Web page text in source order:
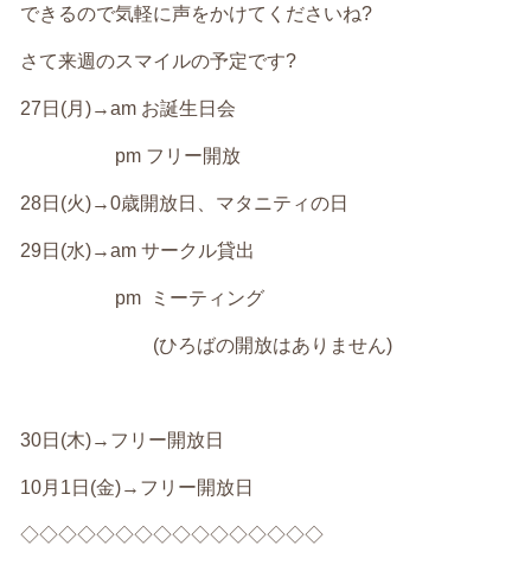
できるので気軽に声をかけてくださいね?
さて来週のスマイルの予定です?
27 日 (月 )→am お誕生日会
pm フリー開放
28日 (火)→0歳開放日、マタニティの日
29日 (水)→am サークル貸出
pm ミーティング
(ひろばの開放はありません)
30日 (木)→ フリー開放日
10月 1 日 (金)→ フリー開放日
◇◇◇◇◇◇◇◇◇◇◇◇◇◇◇◇